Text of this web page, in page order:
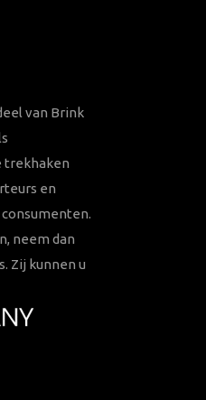
van Brink
trekhaken
en
neem dan
Zij kunnen u